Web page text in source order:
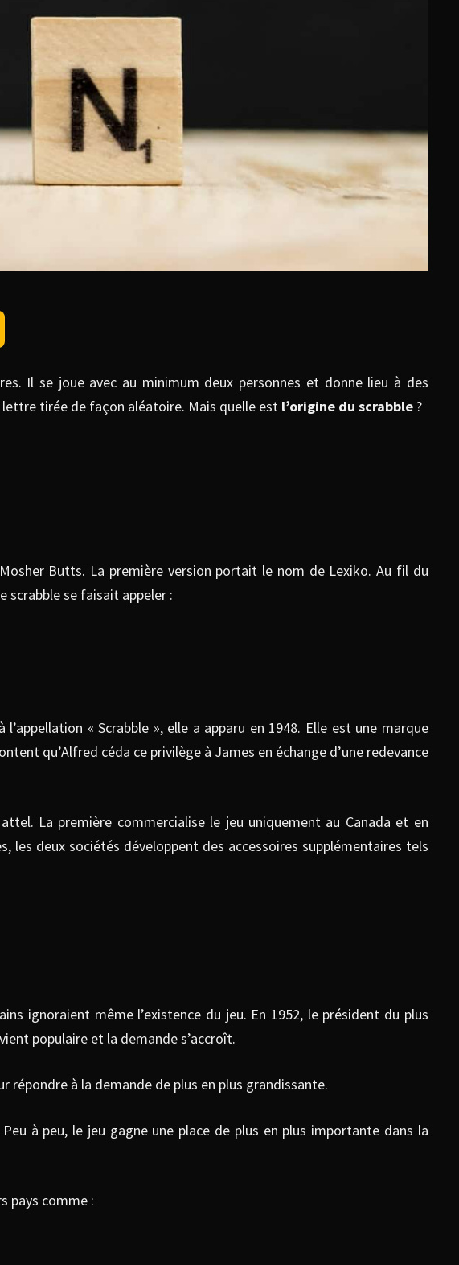
Il se joue avec au minimum deux personnes et donne lieu à des
tirée de façon aléatoire. Mais quelle est l’origine du scrabble?
Butts. La première version portait le nom de Lexiko. Au fil du
scrabble se faisait appeler :
« Scrabble », elle a apparu en 1948. Elle est une marque
qu’Alfred céda ce privilège à James en échange d’une redevance
La première commercialise le jeu uniquement au Canada et en
deux sociétés développent des accessoires supplémentaires tels
ignoraient même l’existence du jeu. En 1952, le président du plus
populaire et la demande s’accroît.
répondre à la demande de plus en plus grandissante.
à peu, le jeu gagne une place de plus en plus importante dans la
pays comme :